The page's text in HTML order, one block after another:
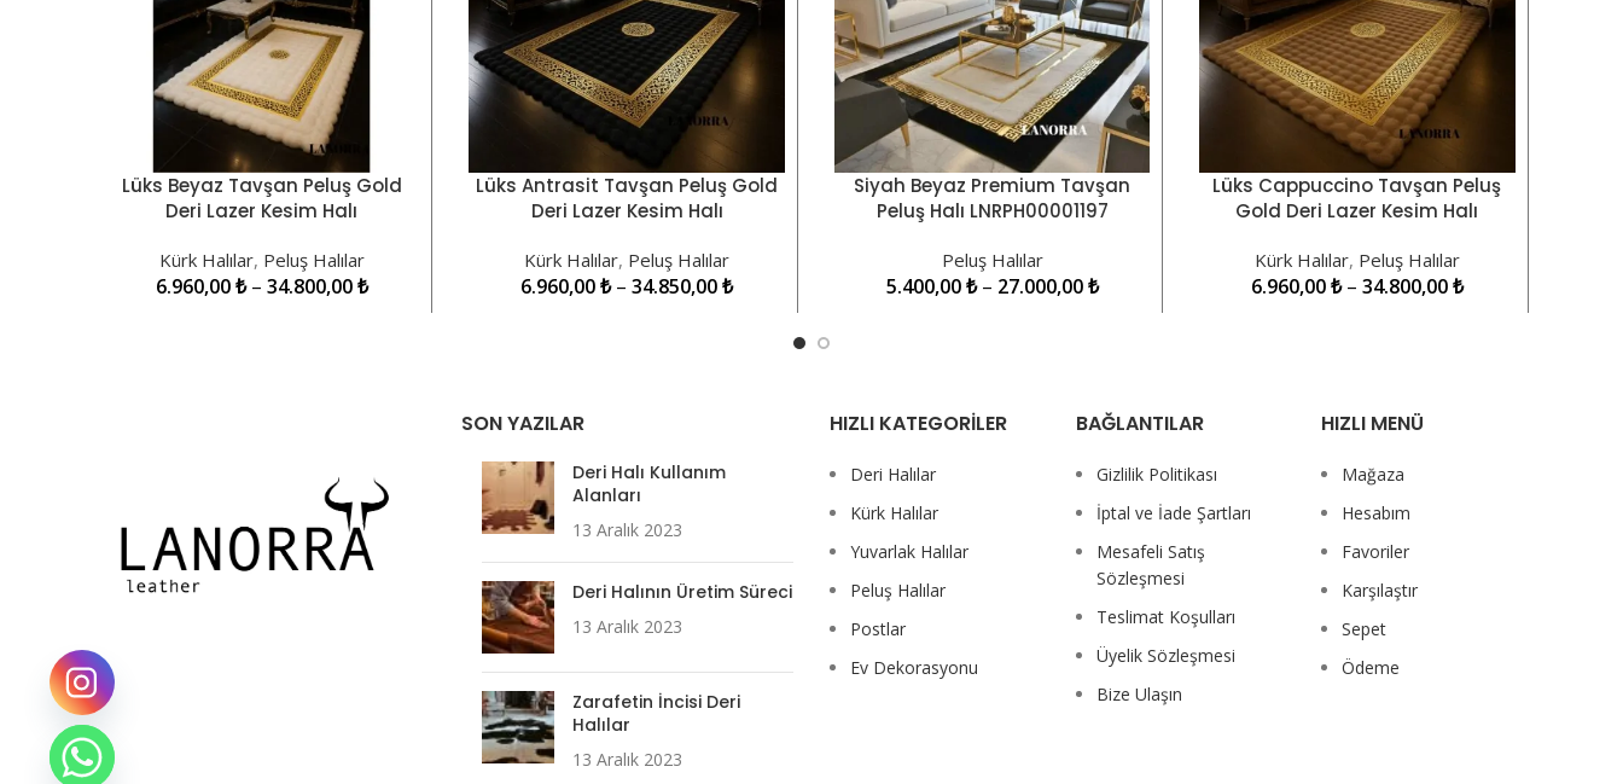
SEÇENEKLER
Lüks Beyaz Tavşan Peluş Gold
Deri Lazer Kesim Halı
Kürk Halılar, Peluş Halılar
6.960,00₺ – 34.800,00₺
SEÇENEKLER
Lüks Antrasit Tavşan Peluş Gold
Deri Lazer Kesim Halı
Kürk Halılar, Peluş Halılar
6.960,00₺ –34.850,00₺
SEÇENEKLER
Siyah Beyaz Premium Tavşan
Peluş Halı LNRPH00001197
Peluş Halılar
5.400,00₺ – 27.000,00₺
SEÇENEKLER
Lüks Cappuccino Tavşan Peluş
Gold Deri Lazer Kesim Halı
Kürk Halılar, Peluş Halılar
6.960,00₺ – 34.800,00₺
SON YAZILAR
Deri Halı Kullanım
Alanları
13 Aralık 2023
Deri Halının Üretim Süreci
13 Aralık 2023
Zarafetin İncisi Deri
Halılar
13 Aralık 2023
HIZLI KATEGORILER
Deri Halılar
Kürk Halılar
Yuvarlak Halılar
Peluş Halılar
Postlar
Ev Dekorasyonu
BAĞLANTILAR
Gizlilik Politikası
İptal ve İade Şartları
Mesafeli Satış
Sözleşmesi
Teslimat Koşulları
Üyelik Sözleşmesi
Bize Ulaşın
HIZLI MENÜ
Mağaza
Hesabım
Favoriler
Karşılaştır
Sepet
Ödeme